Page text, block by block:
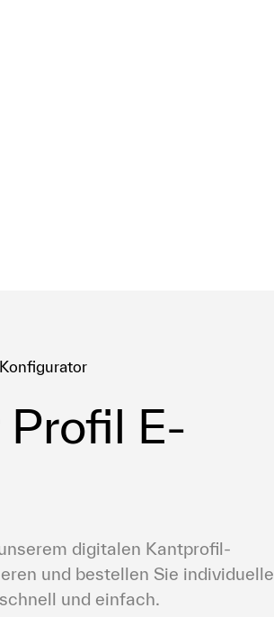
E-
digitalen Kantprofil-
und bestellen Sie individuelle
und einfach.